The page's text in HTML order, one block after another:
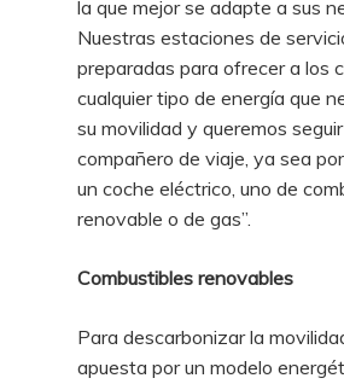
la que mejor se adapte a sus
Nuestras estaciones de
preparadas para ofrecer a los
cualquier tipo de energía que
su movilidad y queremos
compañero de viaje, ya sea
un coche eléctrico, uno de
renovable o de gas”.
Combustibles renovables
Para descarbonizar la
apuesta por un modelo